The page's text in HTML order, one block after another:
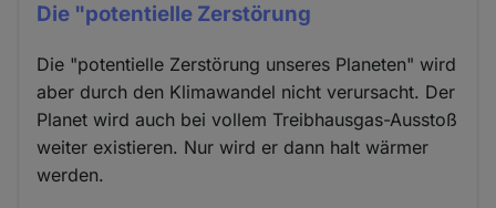
Die "potentielle Zerstörung
Die "potentielle Zerstörung unseres Planeten" wird
aber durch den Klimawandel nicht verursacht. Der
Planet wird auch bei vollem Treibhausgas-Ausstoß
weiter existieren. Nur wird er dann halt wärmer
werden.